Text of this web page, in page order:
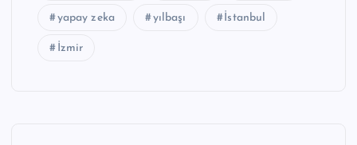
yapay zeka yılbaşı İstanbul
İzmir